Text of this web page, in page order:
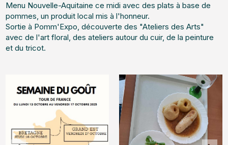
Menu Nouvelle-Aquitaine ce midi avec des plats à base de
pommes, un produit local mis à l'honneur.
Sortie à Pomm'Expo, découverte des "Ateliers des Arts"
avec de l'art floral, des ateliers autour du cuir, de la peinture
et du tricot.